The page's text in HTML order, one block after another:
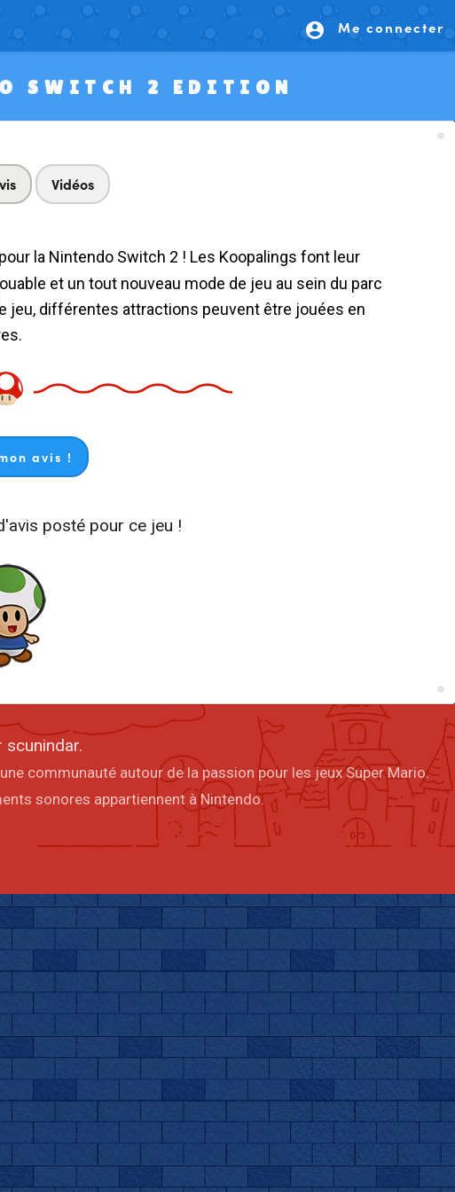
account_circle Me connecter
SWITCH 2 EDITION
Vidéos
et un tout nouveau mode de jeu au sein du parc
jeu, différentes attractions peuvent être jouées en
avis !
posté pour ce jeu !
communauté autour de la passion pour les jeux Super Mario.
sonores appartiennent à Nintendo.